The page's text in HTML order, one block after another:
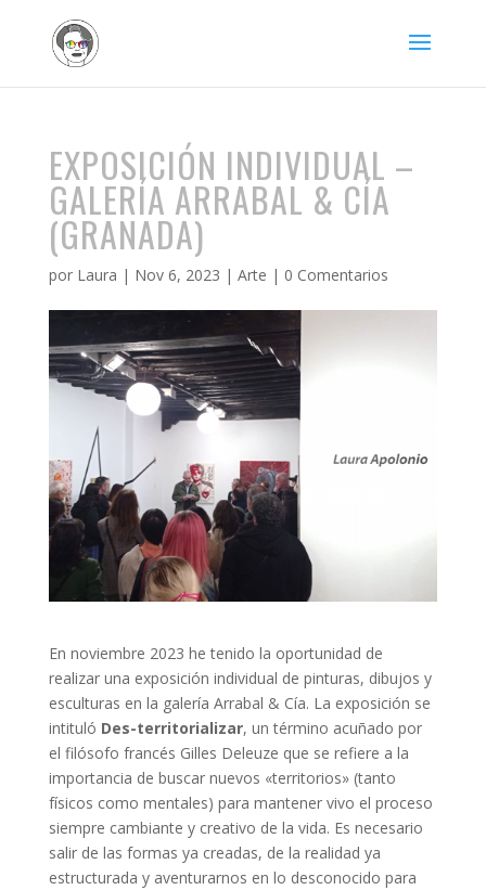
EXPOSICIÓN INDIVIDUAL –
GALERÍA ARRABAL & CÍA
(GRANADA)
por Laura | Nov 6, 2023 | Arte | 0 Comentarios
En noviembre 2023 he tenido la oportunidad de
realizar una exposición individual de pinturas, dibujos y
esculturas en la galería Arrabal & Cía. La exposición se
intituló Des-territorializar, un término acuñado por
el filósofo francés Gilles Deleuze que se refiere a la
importancia de buscar nuevos «territorios» (tanto
físicos como mentales) para mantener vivo el proceso
siempre cambiante y creativo de la vida. Es necesario
salir de las formas ya creadas, de la realidad ya
estructurada y aventurarnos en lo desconocido para